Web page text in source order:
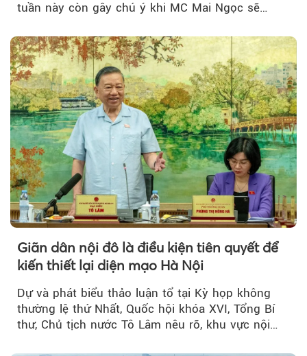
tuần này còn gây chú ý khi MC Mai Ngọc sẽ
Giãn dân nội đô là điều kiện tiên quyết để
kiến thiết lại diện mạo Hà Nội
Dự và phát biểu thảo luận tổ tại Kỳ họp không
thường lệ thứ Nhất, Quốc hội khóa XVI, Tổng Bí
thư, Chủ tịch nước Tô Lâm nêu rõ, khu vực nội